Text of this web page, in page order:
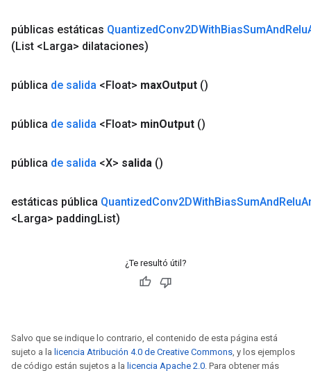
públicas estáticas QuantizedConv2DWithBiasSumAndRelu
(List <Larga> dilataciones)
pública de salida <Float> maxOutput ()
pública de salida <Float> minOutput ()
pública de salida <X> salida ()
estáticas pública QuantizedConv2DWithBiasSumAndRelu
<Larga> paddingList)
¿Te resultó útil?
Salvo que se indique lo contrario, el contenido de esta página está
sujeto a la licencia Atribución 4.0 de Creative Commons, y los ejemplos
de código están sujetos a la licencia Apache 2.0. Para obtener más